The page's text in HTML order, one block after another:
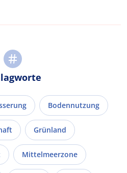
Bodennutzung
Grünland
Mittelmeerzone